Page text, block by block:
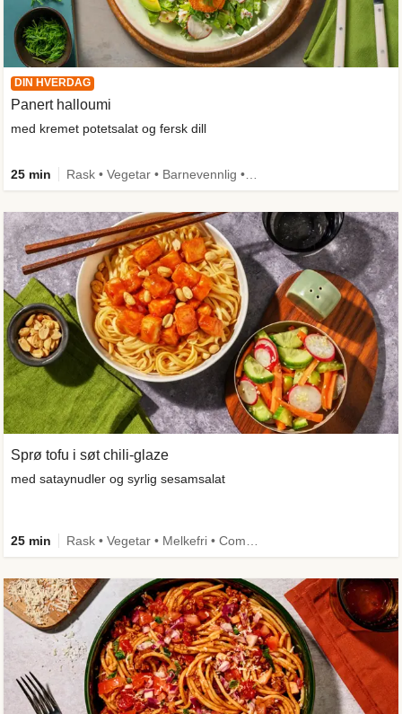
DIN HVERDAG
Panert halloumi
med kremet potetsalat og fersk dill
25 min
Sprø tofu i søt chili-glaze
med sataynudler og syrlig sesamsalat
25 min